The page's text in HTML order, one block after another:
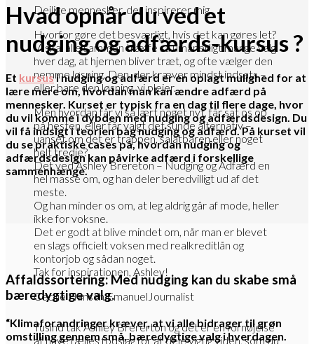
Dejlige mennesker, der inspirerer mig
Hvorfor gøre det besværligt, hvis det kan gøres let?
Vi skal alle sammen træffe så umanerligt mange valg
hver dag, at hjernen bliver træt, og ofte vælger den
nemme løsning. Den, der kræver mindst indsats –
eller bare den løsning, vi plejer.
Men hvordan får vi så lært noget nyt, får sat os op
på hesten, eller får valgt det sunde alternativ –
uanset om det er trappen, salatbaren eller noget
helt tredje?
Det ved Ashley Brereton – Nudging og Adfærd en
hel masse om, og han deler beredvilligt ud af det
meste.
Og han minder os om, at leg aldrig går af mode, heller
ikke for voksne.
Det er godt at blive mindet om, når man er blevet
en slags officielt voksen med realkreditlån og
kontorjob og sådan noget.
Tak for inspirationen, Ashley!
Cecilie Hänsch Emanuel Journalist
Tusind tak Ashley Brererton og det er en fornøjelse
at have fælles fodslag for at dele vigtig viden, som du
Hvad opnår du ved et
nudging og adfærds-kursus ?
Et kursusinudging og adfærder en oplagt mulighed for at
lære mere om, hvordan man kan ændre adfærd på
mennesker. Kurset er typisk fra en dag til flere dage, hvor
du vil komme i dybden med nudging og adfærdsdesign. Du
vil få indsigt i teorien bag nudging og adfærd. På kurset vil
du se praktiske cases på, hvordan nudging og
adfærdsdesign kan påvirke adfærd i forskellige
sammenhænge.
Affaldssortering: Med nudging kan du skabe små
bæredygtige valg.
“Klimaforandringer kræver, at vi alle bidrager til grøn
omstilling gennem små, bæredygtige valg i hverdagen.